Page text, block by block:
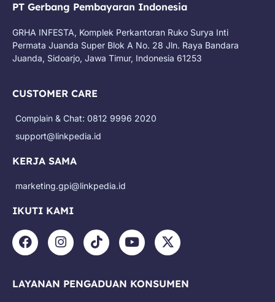
PT Gerbang Pembayaran Indonesia
GRHA INFESTA, Komplek Perkantoran Ruko Surya Inti
Permata Juanda Super Blok A No. 28 Jln. Raya Bandara
Juanda, Sidoarjo, Jawa Timur, Indonesia 61253
CUSTOMER CARE
Complain & Chat: 0812 9996 2020
support@linkpedia.id
KERJA SAMA
marketing.gpi@linkpedia.id
IKUTI KAMI
F
a
b
I
n
a
T
i
o
Y
o
u
X
-
i
LAYANAN PENGADUAN KONSUMEN